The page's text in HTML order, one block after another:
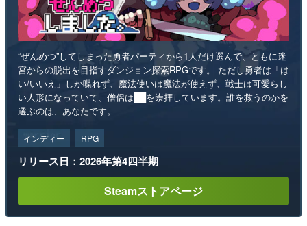
“ぜんめつ”してしまった勇者パーティから1人だけ選んで、ともに迷
宮からの脱出を目指すダンジョン探索RPGです。 ただし勇者は「は
い/いいえ」しか喋れず、魔法使いは魔法が使えず、戦士は可愛らし
い人形になっていて、僧侶は██を崇拝しています。誰を救うのかを
選ぶのは、あなたです。
インディー RPG
リリース日：2026年第4四半期
Steamストアページ